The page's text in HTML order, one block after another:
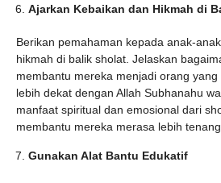
Ajarkan Kebaikan dan Hikmah di
Berikan pemahaman kepada anak-
hikmah di balik sholat. Jelaskan
membantu mereka menjadi orang
lebih dekat dengan Allah Subhanahu
manfaat spiritual dan emosional dari
membantu mereka merasa lebih
Gunakan Alat Bantu Edukatif